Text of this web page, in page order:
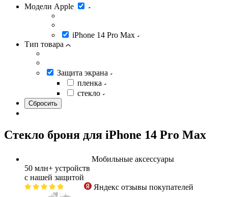
Модели Apple
iPhone 14 Pro Max
Тип товара
Защита экрана
пленка
стекло
Cтекло броня для iPhone 14 Pro Max
Мобильные аксессуары
50 млн+ устройств
с нашей защитой
Яндекс отзывы покупателей